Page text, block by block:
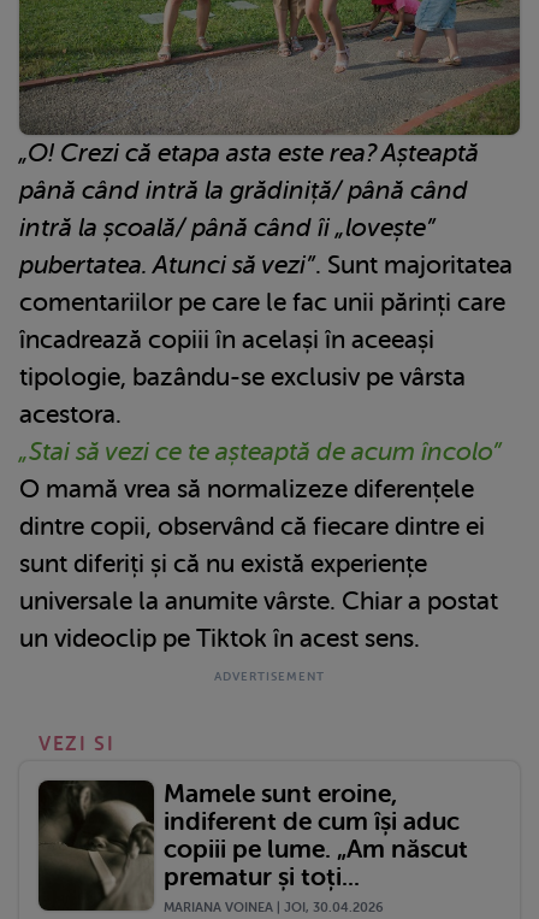
„O! Crezi că etapa asta este rea? Așteaptă
până când intră la grădiniță/ până când
intră la școală/ până când îi „lovește”
pubertatea. Atunci să vezi”. Sunt majoritatea
comentariilor pe care le fac unii părinți care
încadrează copiii în același în aceeași
tipologie, bazându-se exclusiv pe vârsta
acestora.
„Stai să vezi ce te așteaptă de acum încolo”
O mamă vrea să normalizeze diferențele
dintre copii, observând că fiecare dintre ei
sunt diferiți și că nu există experiențe
universale la anumite vârste. Chiar a postat
un videoclip pe Tiktok în acest sens.
VEZI SI
Mamele sunt eroine,
indiferent de cum își aduc
copiii pe lume. „Am născut
prematur și toți...
MARIANA VOINEA | JOI, 30.04.2026